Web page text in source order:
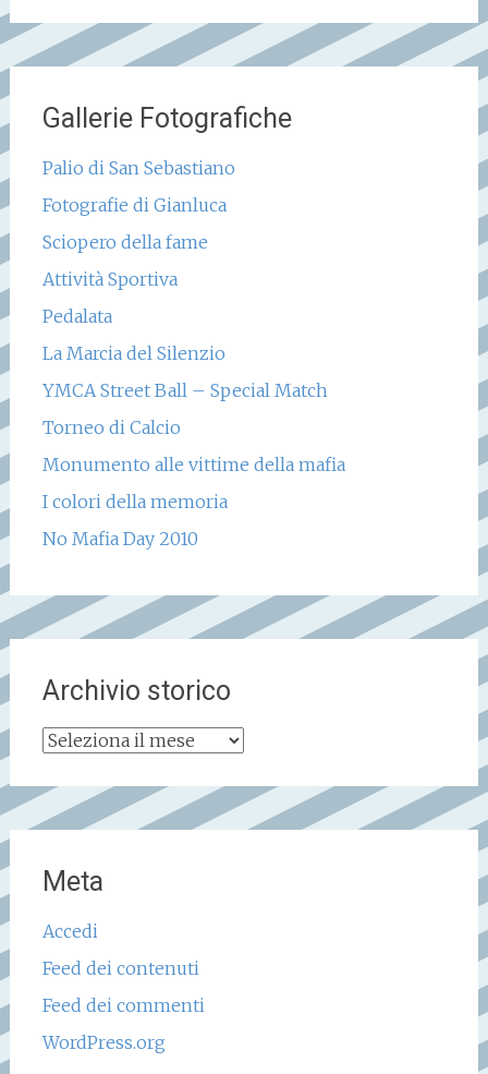
Gallerie Fotografiche
Palio di San Sebastiano
Fotografie di Gianluca
Sciopero della fame
Attività Sportiva
Pedalata
La Marcia del Silenzio
YMCA Street Ball – Special Match
Torneo di Calcio
Monumento alle vittime della mafia
I colori della memoria
No Mafia Day 2010
Archivio storico
Archivio
Meta
Accedi
Feed dei contenuti
Feed dei commenti
WordPress.org